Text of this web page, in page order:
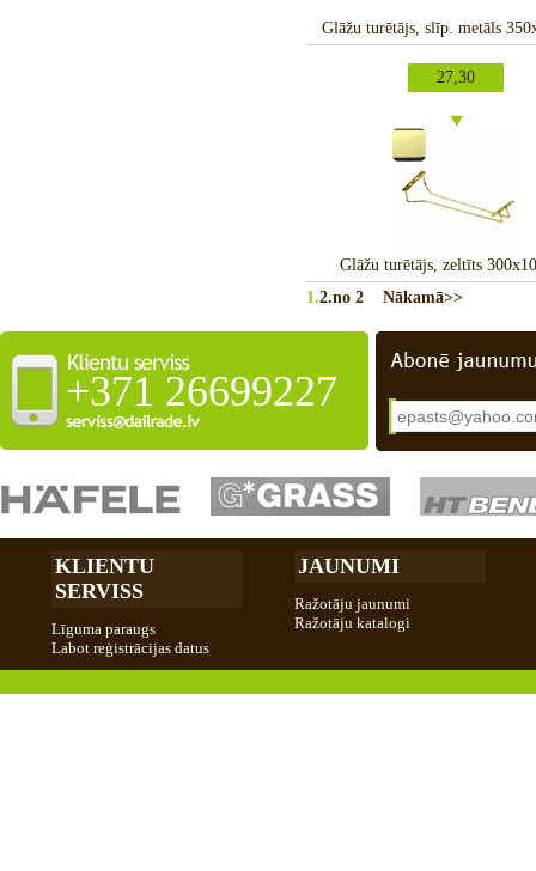
Glāžu turētājs, slīp. metāls
27,30
Glāžu turētājs, zeltīts
1.2.no 2 Nākamā>>
+371 26699227
KLIENTU
SERVISS
Līguma paraugs
Labot reģistrācijas datus
JAUNUMI
Ražotāju jaunumi
Ražotāju katalogi